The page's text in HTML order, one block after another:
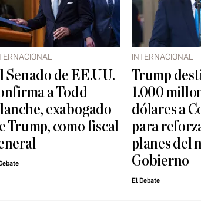
Senado de EE.UU.
a Todd
exabogado
Trump, como fiscal
INTERNACIONAL
Trump
1.000
dólares a
para
planes del
Gobierno
El Debate